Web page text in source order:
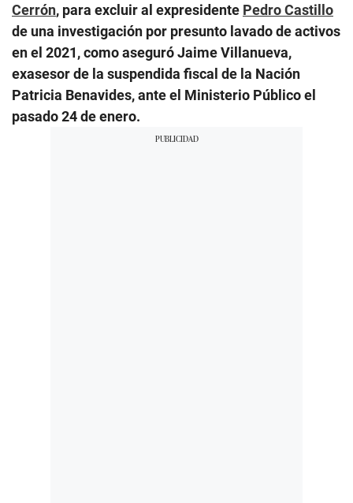
Cerrón, para excluir al expresidente Pedro Castillo
de una investigación por presunto lavado de activos
en el 2021, como aseguró Jaime Villanueva,
exasesor de la suspendida fiscal de la Nación
Patricia Benavides, ante el Ministerio Público el
pasado 24 de enero.